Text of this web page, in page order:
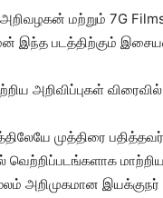
மற்றும் 7G
இந்த படத்திற்கும்
அறிவிப்புகள்
முத்திரை
வெற்றிப்படங்களாக
அறிமுகமான